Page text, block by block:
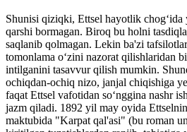
Shunisi qiziqki, Ettsel hayotlik chog‘ida
qarshi bormagan. Biroq bu holni
saqlanib qolmagan. Lekin ba'zi
tomonlama o‘zini nazorat qilishlaridan
intilganini tasavvur qilish mumkin.
ochiqdan-ochiq nizo, janjal chiqishiga
faqat Ettsel vafotidan so‘nggina nashr
jazm qiladi. 1892 yil may oyi­da
maktubida "Karpat qal'asi" (bu roman